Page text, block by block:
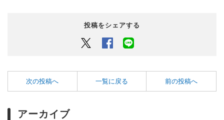
投稿をシェアする
Twitter Facebook
次の投稿へ 一覧に戻る 前の投稿へ
アーカイブ